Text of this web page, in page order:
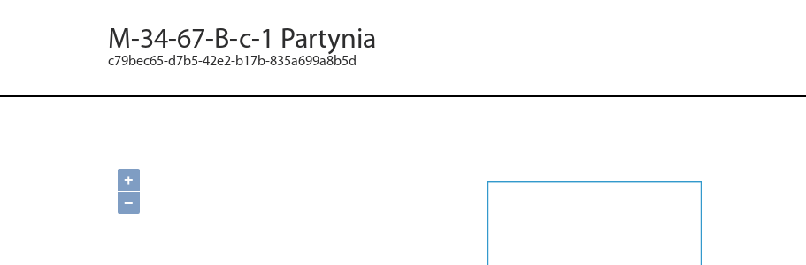
M-34-67-B-c-1 Partynia
c79bec65-d7b5-42e2-b17b-835a699a8b5d
+
−